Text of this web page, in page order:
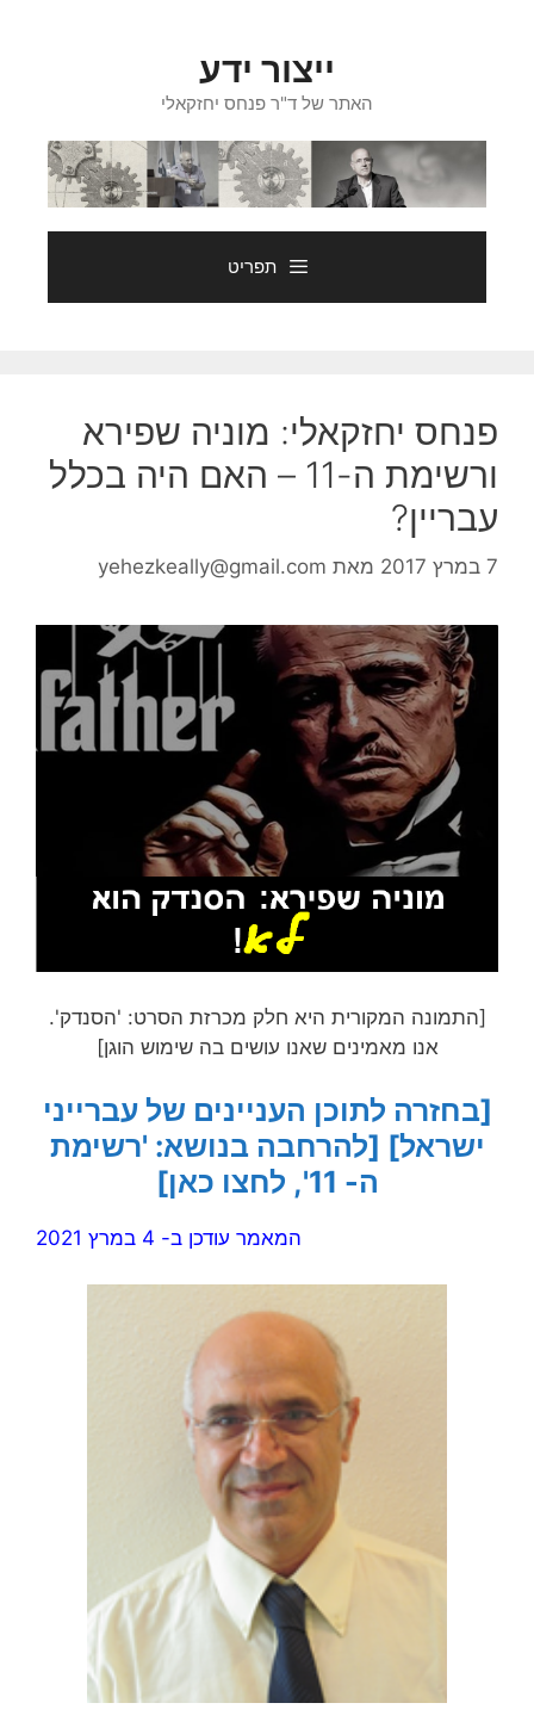
ייצור ידע
האתר של ד"ר פנחס יחזקאלי
תפריט
פנחס יחזקאלי: מוניה שפירא
ורשימת ה-11 – האם היה בכלל
עבריין?
7 במרץ 2017 מאת yehezkeally@gmail.com
[התמונה המקורית היא חלק מכרזת הסרט: 'הסנדק'.
אנו מאמינים שאנו עושים בה שימוש הוגן]
[בחזרה לתוכן העניינים של עברייני
ישראל] [להרחבה בנושא: 'רשימת
ה- 11', לחצו כאן]
המאמר עודכן ב- 4 במרץ 2021